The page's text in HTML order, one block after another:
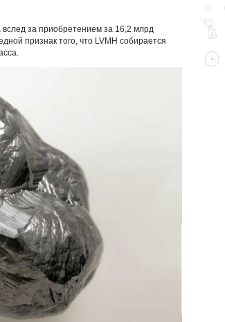
вслед за приобретением за 16,2 млрд
признак того, что LVMH собирается